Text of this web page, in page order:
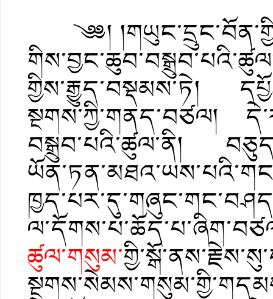
༄༅།
གྱིས་རྒྱུད་བསྡམས་ཏེ།
སྔགས་ཀྱི་གནད་བཙལ།
བསྒྲུབ་པའི་ཚུལ་ནི།
ཚུལ་གསུམ་